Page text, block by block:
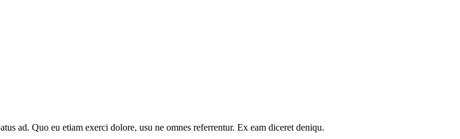
ad. Quo eu etiam exerci dolore, usu ne omnes referrentur. Ex eam diceret deniqu.